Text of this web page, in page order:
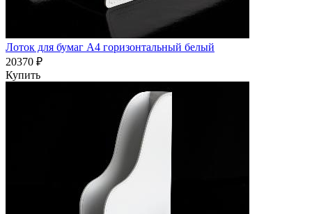
Лоток для бумаг А4 горизонтальный белый
20370 ₽
Купить